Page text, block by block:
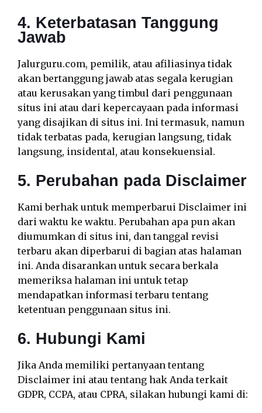
4. Keterbatasan Tanggung
Jawab
Jalurguru.com, pemilik, atau afiliasinya tidak
akan bertanggung jawab atas segala kerugian
atau kerusakan yang timbul dari penggunaan
situs ini atau dari kepercayaan pada informasi
yang disajikan di situs ini. Ini termasuk, namun
tidak terbatas pada, kerugian langsung, tidak
langsung, insidental, atau konsekuensial.
5. Perubahan pada Disclaimer
Kami berhak untuk memperbarui Disclaimer ini
dari waktu ke waktu. Perubahan apa pun akan
diumumkan di situs ini, dan tanggal revisi
terbaru akan diperbarui di bagian atas halaman
ini. Anda disarankan untuk secara berkala
memeriksa halaman ini untuk tetap
mendapatkan informasi terbaru tentang
ketentuan penggunaan situs ini.
6. Hubungi Kami
Jika Anda memiliki pertanyaan tentang
Disclaimer ini atau tentang hak Anda terkait
GDPR, CCPA, atau CPRA, silakan hubungi kami di: